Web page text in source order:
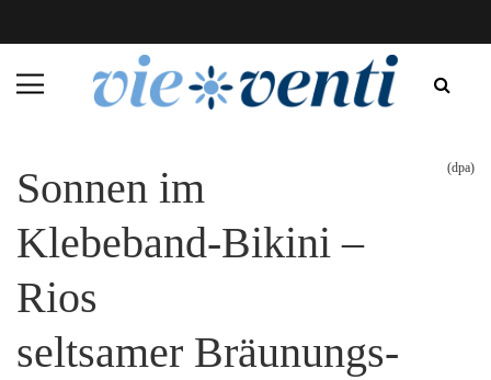
Sonnen im
Klebeband-Bikini –
Rios
seltsamer Bräunungs-
(dpa)